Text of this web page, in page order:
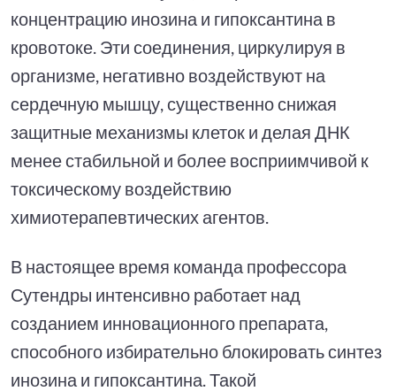
концентрацию инозина и гипоксантина в
кровотоке. Эти соединения, циркулируя в
организме, негативно воздействуют на
сердечную мышцу, существенно снижая
защитные механизмы клеток и делая ДНК
менее стабильной и более восприимчивой к
токсическому воздействию
химиотерапевтических агентов.
В настоящее время команда профессора
Сутендры интенсивно работает над
созданием инновационного препарата,
способного избирательно блокировать синтез
инозина и гипоксантина. Такой